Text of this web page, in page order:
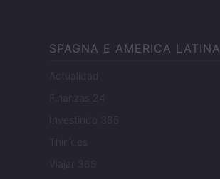
SPAGNA E AMERICA LATINA
Actualidad
Finanzas 24
Investindo 365
Think.es
Viajar 365